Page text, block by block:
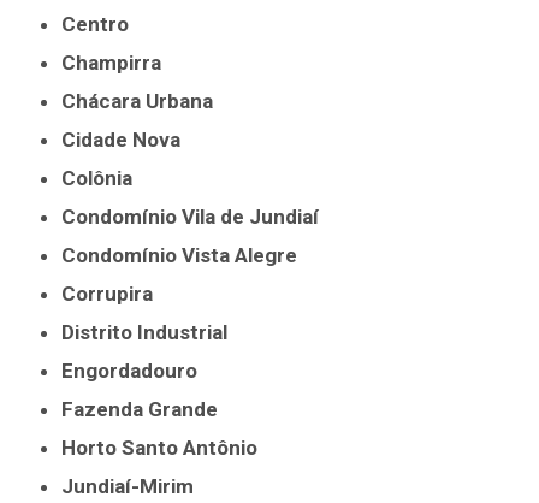
Centro
Champirra
Chácara Urbana
Cidade Nova
Colônia
Condomínio Vila de Jundiaí
Condomínio Vista Alegre
Corrupira
Distrito Industrial
Engordadouro
Fazenda Grande
Horto Santo Antônio
Jundiaí-Mirim